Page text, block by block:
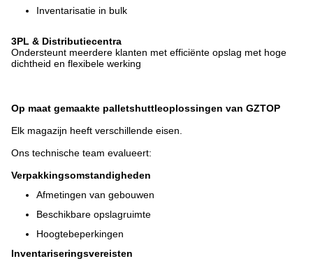
Inventarisatie in bulk
3PL & Distributiecentra
Ondersteunt meerdere klanten met efficiënte opslag met hoge
dichtheid en flexibele werking
Op maat gemaakte palletshuttleoplossingen van GZTOP
Elk magazijn heeft verschillende eisen.
Ons technische team evalueert:
Verpakkingsomstandigheden
Afmetingen van gebouwen
Beschikbare opslagruimte
Hoogtebeperkingen
Inventariseringsvereisten